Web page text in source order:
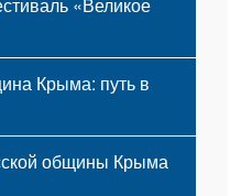
«Великое
Крыма: путь в
общины Крыма